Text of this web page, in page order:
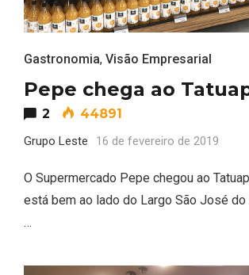
Gastronomia, Visão Empresarial
Pepe chega ao
2 44891
Grupo Leste 16 de fevereiro de 2019
O Supermercado Pepe chegou ao
está bem ao lado do Largo São José do
…